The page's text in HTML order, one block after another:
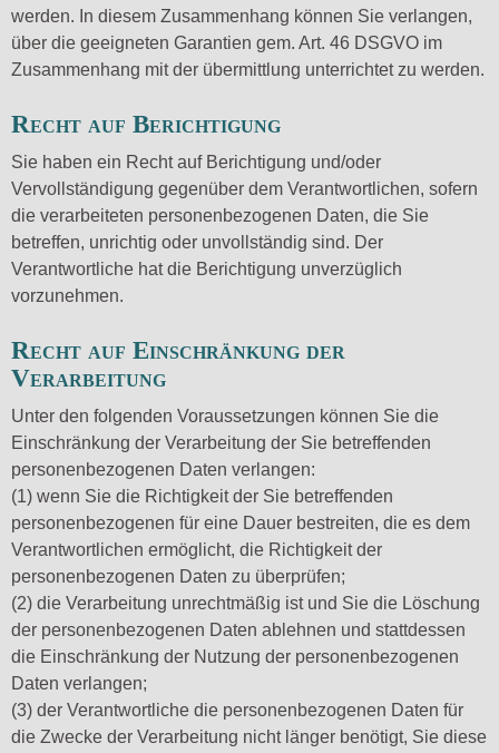
werden. In diesem Zusammenhang können Sie verlangen,
über die geeigneten Garantien gem. Art. 46 DSGVO im
Zusammenhang mit der übermittlung unterrichtet zu werden.
Recht auf Berichtigung
Sie haben ein Recht auf Berichtigung und/oder
Vervollständigung gegenüber dem Verantwortlichen, sofern
die verarbeiteten personenbezogenen Daten, die Sie
betreffen, unrichtig oder unvollständig sind. Der
Verantwortliche hat die Berichtigung unverzüglich
vorzunehmen.
Recht auf Einschränkung der
Verarbeitung
Unter den folgenden Voraussetzungen können Sie die
Einschränkung der Verarbeitung der Sie betreffenden
personenbezogenen Daten verlangen:
(1) wenn Sie die Richtigkeit der Sie betreffenden
personenbezogenen für eine Dauer bestreiten, die es dem
Verantwortlichen ermöglicht, die Richtigkeit der
personenbezogenen Daten zu überprüfen;
(2) die Verarbeitung unrechtmäßig ist und Sie die Löschung
der personenbezogenen Daten ablehnen und stattdessen
die Einschränkung der Nutzung der personenbezogenen
Daten verlangen;
(3) der Verantwortliche die personenbezogenen Daten für
die Zwecke der Verarbeitung nicht länger benötigt, Sie diese